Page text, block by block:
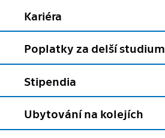
Kariéra
Poplatky za delší studium
Stipendia
Ubytování na kolejích